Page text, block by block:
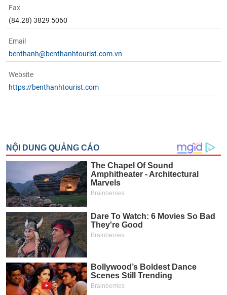
Fax
(84.28) 3829 5060
Email
benthanh@benthanhtourist.com.vn
Website
https://benthanhtourist.com